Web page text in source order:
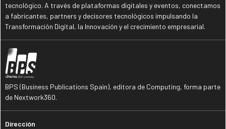
tecnológico. A través de plataformas digitales y eventos, conectamos
a fabricantes, partners y decisores tecnológicos impulsando la
Transformación Digital, la Innovación y el crecimiento empresarial.
BPS (Business Publications Spain), editora de Computing, forma parte
de Nextwork360.
Dirección